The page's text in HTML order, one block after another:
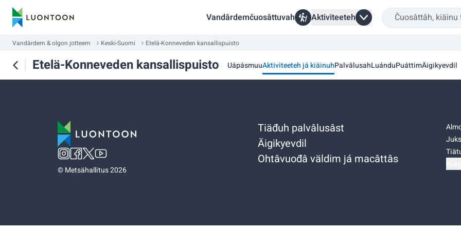
Vandârdemčuosâttuvah Aktiviteeteh
Vandârdem & olgon jotteem Keski-Suomi Etelä-Konneveden kansallispuisto
Etelä-Konneveden kansallispuisto UápásmuuAktiviteeteh já kiäinuhPalvâlusahLuánduPuáttimÄigikyevdil
©Metsähallitus 2026
Tiäđuh palvâlusâst
Äigikyevdil
Ohtâvuođâ väldim já macâttâs